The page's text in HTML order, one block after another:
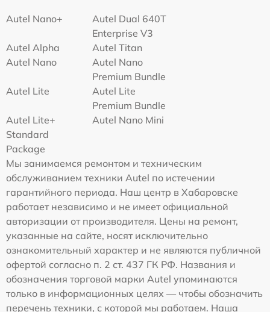
Autel Nano+
Autel Dual 640T
Enterprise V3
Autel Alpha
Autel Titan
Autel Nano
Autel Nano
Premium Bundle
Autel Lite
Autel Lite
Premium Bundle
Autel Lite+
Standard
Package
Autel Nano Mini
Мы занимаемся ремонтом и техническим
обслуживанием техники Autel по истечении
гарантийного периода. Наш центр в Хабаровске
работает независимо и не имеет официальной
авторизации от производителя. Цены на ремонт,
указанные на сайте, носят исключительно
ознакомительный характер и не являются публичной
офертой согласно п. 2 ст. 437 ГК РФ. Названия и
обозначения торговой марки Autel упоминаются
только в информационных целях — чтобы обозначить
перечень техники, с которой мы работаем. Наша